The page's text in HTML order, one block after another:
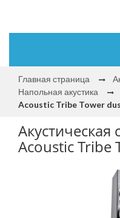
Главная страница
Напольная акустика
Acoustic Tribe Tower
Акустическая
Acoustic Tribe